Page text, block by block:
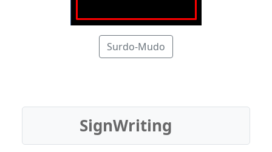
Surdo-Mudo
SignWriting